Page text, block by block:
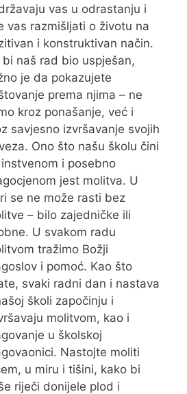
vas u odrastanju i
vas razmišljati o životu na
i konstruktivan način.
bi naš rad bio uspješan,
je da pokazujete
prema njima – ne
kroz ponašanje, već i
savjesno izvršavanje svojih
Ono što našu školu čini
i posebno
jest molitva. U
se ne može rasti bez
– bilo zajedničke ili
U svakom radu
tražimo Božji
i pomoć. Kao što
svaki radni dan i nastava
školi započinju i
molitvom, kao i
u školskoj
Nastojte moliti
u miru i tišini, kako bi
riječi donijele plod i